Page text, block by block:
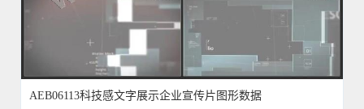
AEB06113科技感文字展示企业宣传片图形数据